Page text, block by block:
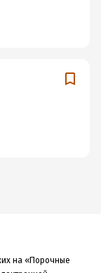
на «Порочные